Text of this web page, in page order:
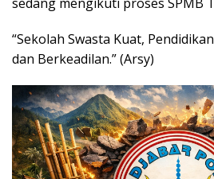
“Sekolah Swasta Kuat, Pendidikan
dan Berkeadilan.” (Arsy)